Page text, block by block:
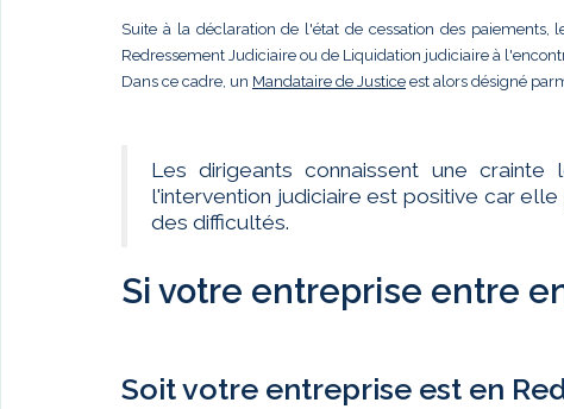
Suite à la déclaration de l'état de cessation des
Redressement Judiciaire ou de Liquidation judiciaire à
Dans ce cadre, un Mandataire de Justice est alors désigné
Les dirigeants connaissent une
l'intervention judiciaire est positive car
des difficultés.
Si votre entreprise entre
Soit votre entreprise est en